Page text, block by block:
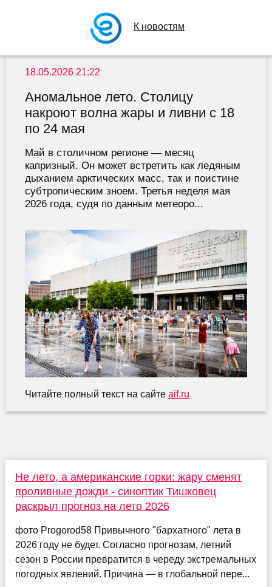
К новостям
18.05.2026 21:22
Аномальное лето. Столицу
накроют волна жары и ливни с 18
по 24 мая
Май в столичном регионе — месяц
капризный. Он может встретить как ледяным
дыханием арктических масс, так и поистине
субтропическим зноем. Третья неделя мая
2026 года, судя по данным метеоро...
Читайте полный текст на сайте aif.ru
Не лето, а американские горки: жару сменят
проливные дожди - синоптик Тишковец
раскрыл прогноз на лето 2026
фото Progorod58 Привычного "бархатного" лета в
2026 году не будет. Согласно прогнозам, летний
сезон в России превратится в череду экстремальных
погодных явлений. Причина — в глобальной пере...